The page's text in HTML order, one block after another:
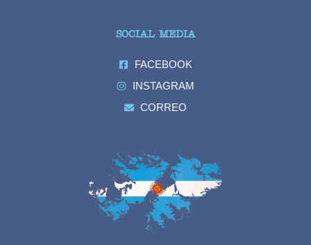
SOCIAL MEDIA
FACEBOOK
INSTAGRAM
CORREO